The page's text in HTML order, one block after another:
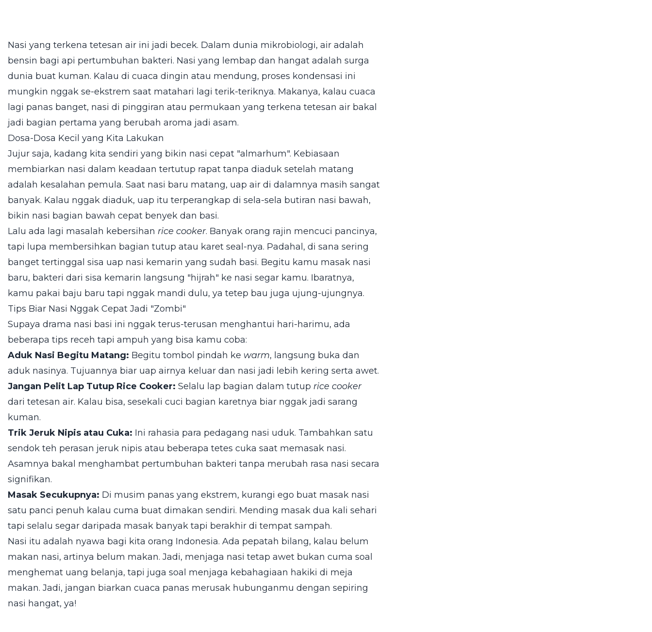
Nasi yang terkena tetesan air ini jadi becek. Dalam dunia mikrobiologi, air adalah
bensin bagi api pertumbuhan bakteri. Nasi yang lembap dan hangat adalah surga
dunia buat kuman. Kalau di cuaca dingin atau mendung, proses kondensasi ini
mungkin nggak se-ekstrem saat matahari lagi terik-teriknya. Makanya, kalau cuaca
lagi panas banget, nasi di pinggiran atau permukaan yang terkena tetesan air bakal
jadi bagian pertama yang berubah aroma jadi asam.
Dosa-Dosa Kecil yang Kita Lakukan
Jujur saja, kadang kita sendiri yang bikin nasi cepat "almarhum". Kebiasaan
membiarkan nasi dalam keadaan tertutup rapat tanpa diaduk setelah matang
adalah kesalahan pemula. Saat nasi baru matang, uap air di dalamnya masih sangat
banyak. Kalau nggak diaduk, uap itu terperangkap di sela-sela butiran nasi bawah,
bikin nasi bagian bawah cepat benyek dan basi.
Lalu ada lagi masalah kebersihan rice cooker. Banyak orang rajin mencuci pancinya,
tapi lupa membersihkan bagian tutup atau karet seal-nya. Padahal, di sana sering
banget tertinggal sisa uap nasi kemarin yang sudah basi. Begitu kamu masak nasi
baru, bakteri dari sisa kemarin langsung "hijrah" ke nasi segar kamu. Ibaratnya,
kamu pakai baju baru tapi nggak mandi dulu, ya tetep bau juga ujung-ujungnya.
Tips Biar Nasi Nggak Cepat Jadi "Zombi"
Supaya drama nasi basi ini nggak terus-terusan menghantui hari-harimu, ada
beberapa tips receh tapi ampuh yang bisa kamu coba:
Aduk Nasi Begitu Matang: Begitu tombol pindah ke warm, langsung buka dan
aduk nasinya. Tujuannya biar uap airnya keluar dan nasi jadi lebih kering serta awet.
Jangan Pelit Lap Tutup Rice Cooker: Selalu lap bagian dalam tutup rice cooker
dari tetesan air. Kalau bisa, sesekali cuci bagian karetnya biar nggak jadi sarang
kuman.
Trik Jeruk Nipis atau Cuka: Ini rahasia para pedagang nasi uduk. Tambahkan satu
sendok teh perasan jeruk nipis atau beberapa tetes cuka saat memasak nasi.
Asamnya bakal menghambat pertumbuhan bakteri tanpa merubah rasa nasi secara
signifikan.
Masak Secukupnya: Di musim panas yang ekstrem, kurangi ego buat masak nasi
satu panci penuh kalau cuma buat dimakan sendiri. Mending masak dua kali sehari
tapi selalu segar daripada masak banyak tapi berakhir di tempat sampah.
Nasi itu adalah nyawa bagi kita orang Indonesia. Ada pepatah bilang, kalau belum
makan nasi, artinya belum makan. Jadi, menjaga nasi tetap awet bukan cuma soal
menghemat uang belanja, tapi juga soal menjaga kebahagiaan hakiki di meja
makan. Jadi, jangan biarkan cuaca panas merusak hubunganmu dengan sepiring
nasi hangat, ya!